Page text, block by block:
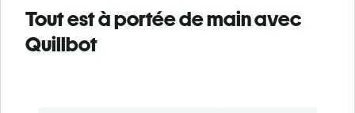
Tout est à portée de main avec
Quillbot